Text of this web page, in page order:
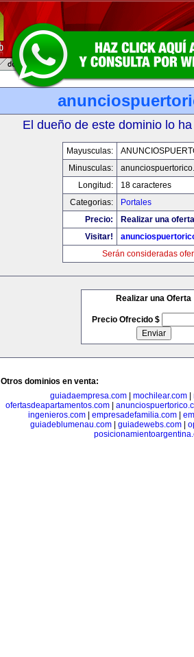
El dueño de este dominio lo
Mayusculas:
Minusculas:
Longitud:
18 caracteres
Categorias:
Portales
Precio:
Realizar una
Visitar!
Serán consideradas
Realizar una Oferta
Precio Ofrecido $
Otros dominios en venta:
guiadaempresa.com
mochilear.com
ofertasdeapartamentos.com
ingenieros.com| empresadefamilia.com|
guiadeblumenau.com| guiadewebs.com|